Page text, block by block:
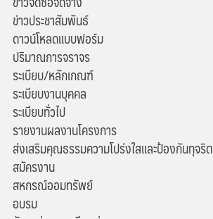
ข่าวประชาสัมพันธ์
ดาวน์โหลดแบบฟอร์ม
ปริมาณการจราจร
ระเบียบ/หลักเกณฑ์
ระเบียบงานบุคคล
ระเบียบทั่วไป
รายงานผลงานโครงการ
ส่งเสริมคุณธรรมความโปร่งใสและป้องกันทุจริต
สมัครงาน
สหกรณ์ออมทรัพย์
อบรม